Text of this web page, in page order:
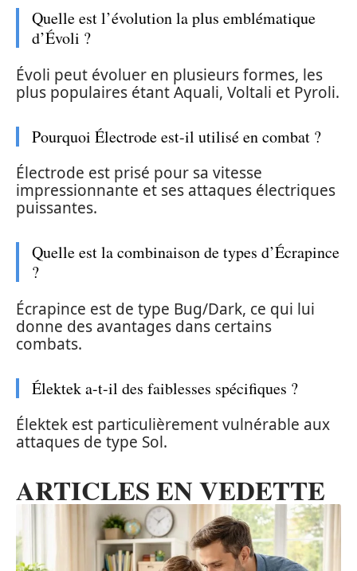
Quelle est l’évolution la plus emblématique
d’Évoli ?
Évoli peut évoluer en plusieurs formes, les
plus populaires étant Aquali, Voltali et Pyroli.
Pourquoi Électrode est-il utilisé en combat ?
Électrode est prisé pour sa vitesse
impressionnante et ses attaques électriques
puissantes.
Quelle est la combinaison de types d’Écrapince
?
Écrapince est de type Bug/Dark, ce qui lui
donne des avantages dans certains
combats.
Élektek a-t-il des faiblesses spécifiques ?
Élektek est particulièrement vulnérable aux
attaques de type Sol.
ARTICLES EN VEDETTE